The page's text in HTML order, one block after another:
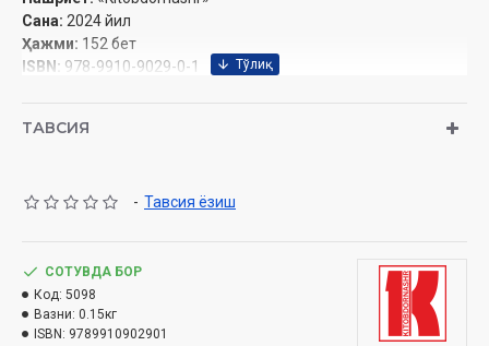
Сана: 2024 йил
Ҳажми: 152 бет
ISBN: 978-9910-9029-0-1
Ўзбекистон Республикаси Дин ишлари бўйича
қўмитасининг 2023 йил 30 октябрдаги 03-07/8051-сонли
Мундарижа
ТАВСИЯ
- Тавсия ёзиш
СОТУВДА БОР
Код: 5098
Вазни: 0.15кг
ISBN: 9789910902901